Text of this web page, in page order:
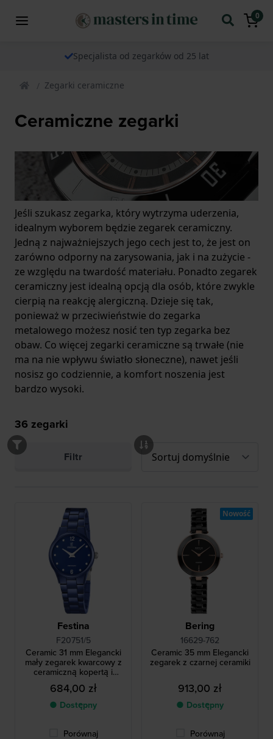
0
Specjalista od zegarków od 25 lat
Zegarki ceramiczne
Ceramiczne zegarki
Jeśli szukasz zegarka, który wytrzyma uderzenia,
idealnym wyborem będzie zegarek ceramiczny.
Jedną z najważniejszych jego cech jest to, że jest on
zarówno odporny na zarysowania, jak i na zużycie -
ze względu na twardość materiału. Ponadto zegarek
ceramiczny jest idealną opcją dla osób, które zwykle
cierpią na reakcję alergiczną. Dzieje się tak,
ponieważ w przeciwieństwie do zegarka
metalowego możesz nosić ten typ zegarka bez
obaw. Co więcej zegarki ceramiczne są trwałe (nie
ma na nie wpływu światło słoneczne), nawet jeśli
nosisz go codziennie, a komfort noszenia jest
bardzo wysoki.
36 zegarki
Filtr
Festina
F20751/5
Ceramic 31 mm Elegancki
mały zegarek kwarcowy z
ceramiczną kopertą i
bransoletą
684,00 zł
● Dostępny
Porównaj
Bering
16629-762
Ceramic 35 mm Elegancki
zegarek z czarnej ceramiki
913,00 zł
● Dostępny
Porównaj
Nowość